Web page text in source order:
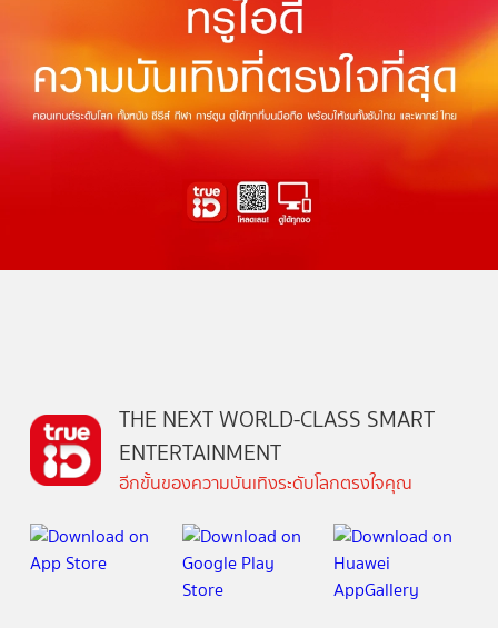
THE NEXT WORLD-CLASS SMART
ENTERTAINMENT
อีกขั้นของความบันเทิงระดับโลกตรงใจคุณ